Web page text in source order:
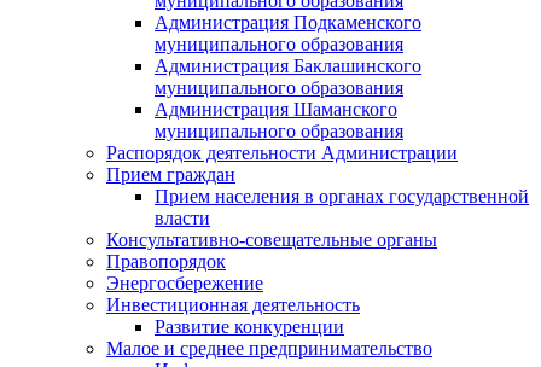
Администрация Подкаменского
муниципального образования
Администрация Баклашинского
муниципального образования
Администрация Шаманского
муниципального образования
Распорядок деятельности Администрации
Прием граждан
Прием населения в органах государственной
власти
Консультативно-совещательные органы
Правопорядок
Энергосбережение
Инвестиционная деятельность
Развитие конкуренции
Малое и среднее предпринимательство